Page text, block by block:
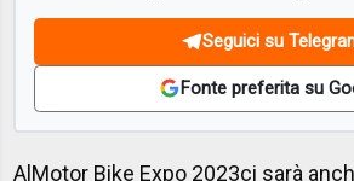
Seguici su
Fonte preferita su
Al Motor Bike Expo 2023ci sarà